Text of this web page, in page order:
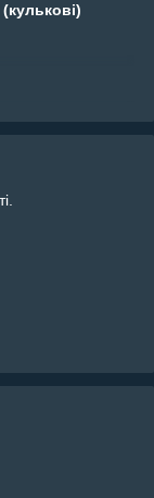
(кулькові)